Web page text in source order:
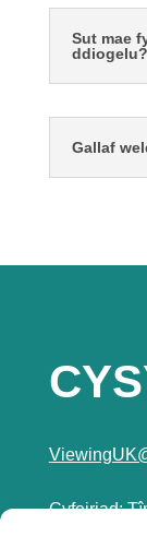
Sut mae
ddiogelu?
Gallaf
Cyfeiriad: